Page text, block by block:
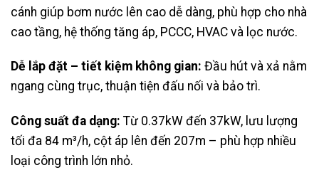
cánh giúp bơm nước lên cao dễ dàng, phù hợp cho nhà
cao tầng, hệ thống tăng áp, PCCC, HVAC và lọc nước.
Dễ lắp đặt – tiết kiệm không gian: Đầu hút và xả nằm
ngang cùng trục, thuận tiện đấu nối và bảo trì.
Công suất đa dạng: Từ 0.37kW đến 37kW, lưu lượng
tối đa 84 m³/h, cột áp lên đến 207m – phù hợp nhiều
loại công trình lớn nhỏ.